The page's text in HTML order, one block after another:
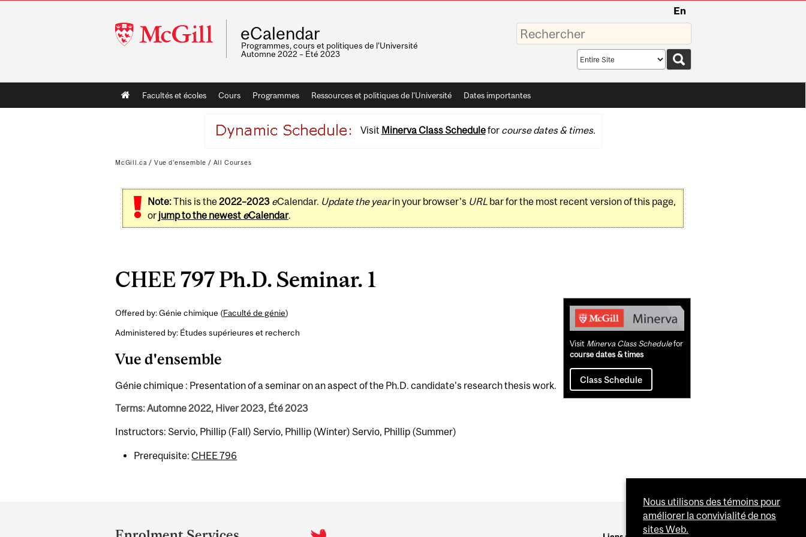
McGill
University
En
eCalendar
Programmes, cours et politiques de l'Université
Automne 2022 – Été 2023
Saisissez
vos
mots-
Search
scope
Main
navigation
Facultés et écoles Cours Programmes Ressources et politiques de l'Université Dates importantes
Visit Minerva Class Schedulefor course dates & times.
McGill.ca / Vue d'ensemble / All Courses
Note:This is the2022–2023 eCalendar. Update the yearin your browser's URLbar for the most recent version of this page,
or jump to the newest eCalendar.
CHEE 797 Ph.D. Seminar. 1
Offered by: Génie chimique (Faculté de génie)
Administered by: Études supérieures et recherch
Vue d'ensemble
Génie chimique : Presentation of a seminar on an aspect of the Ph.D. candidate's research thesis work.
Terms: Automne 2022, Hiver 2023, Été 2023
Instructors: Servio, Phillip (Fall) Servio, Phillip (Winter) Servio, Phillip (Summer)
Prerequisite:CHEE 796
Related
Content
Visit Minerva Class Schedulefor
course dates & times
Class Schedule
and
Nous utilisons des témoins pour
améliorer la convivialité de nos
sites Web.